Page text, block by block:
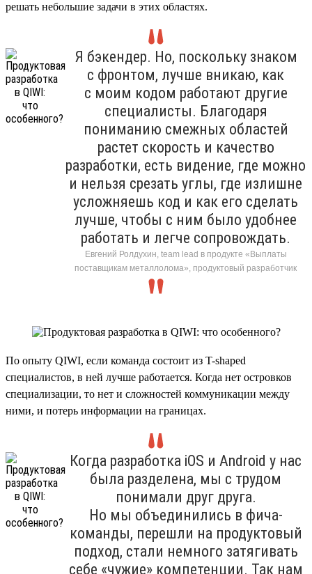
решать небольшие задачи в этих областях.
Я бэкендер. Но, поскольку знаком
с фронтом, лучше вникаю, как
с моим кодом работают другие
специалисты. Благодаря
пониманию смежных областей
растет скорость и качество
разработки, есть видение, где можно
и нельзя срезать углы, где излишне
усложняешь код и как его сделать
лучше, чтобы с ним было удобнее
работать и легче сопровождать.
Евгений Ролдухин, team lead в продукте «Выплаты
поставщикам металлолома», продуктовый разработчик
По опыту QIWI, если команда состоит из T-shaped
специалистов, в ней лучше работается. Когда нет островков
специализации, то нет и сложностей коммуникации между
ними, и потерь информации на границах.
Когда разработка iOS и Android у нас
была разделена, мы с трудом
понимали друг друга.
Но мы объединились в фича-
команды, перешли на продуктовый
подход, стали немного затягивать
себе «чужие» компетенции. Так нам